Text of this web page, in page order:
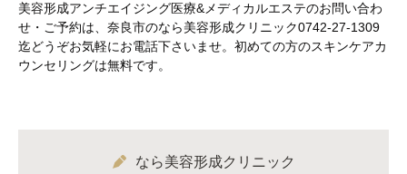
美容形成アンチエイジング医療&メディカルエステのお問い合わ
せ・ご予約は、奈良市のなら美容形成クリニック0742-27-1309
迄どうぞお気軽にお電話下さいませ。初めての方のスキンケアカ
ウンセリングは無料です。
なら美容形成クリニック